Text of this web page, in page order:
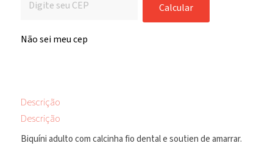
Calcular
Não sei meu cep
Descrição
Descrição
Biquíni adulto com calcinha fio dental e soutien de amarrar.